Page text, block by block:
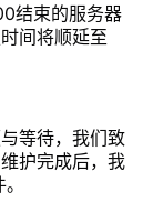
结束的服务器
间将顺延至
等待，我们致
护完成后，我